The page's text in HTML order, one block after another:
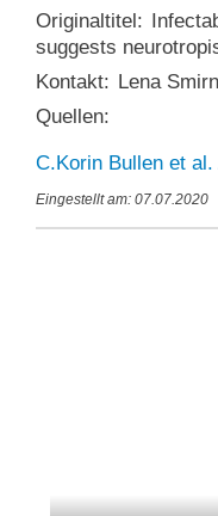
Originaltitel:
suggests
Kontakt: Lena
Quellen:
C.Korin Bullen et al.
Eingestellt am: 07.07.2020